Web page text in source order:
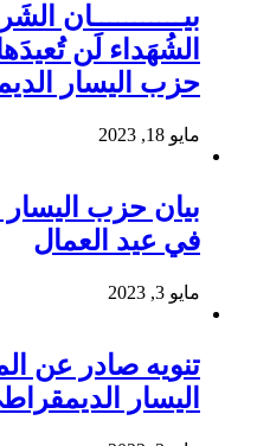
بيـــــــــــان
الشُهَداء لَن
حزب اليسار
مايو 18, 2023
بيان حزب
في عيد العمال
مايو 3, 2023
تنويه صادر عن
اليسار